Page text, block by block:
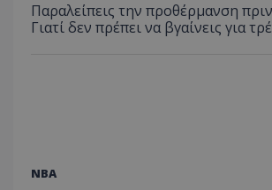
Παραλείπεις την προθέρμανση
Γιατί δεν πρέπει να βγαίνεις για
NBA